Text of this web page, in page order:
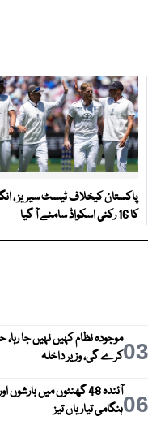
پاکستان کیخلاف ٹیسٹ سیریز ،
کا 16 رکنی اسکواڈ سامنے آ گیا
03موجودہ نظام کہیں نہیں جا
کرے گی، وزیر داخلہ
06
آئندہ 48 گھنٹوں میں
ہنگامی تیاریاں تیز